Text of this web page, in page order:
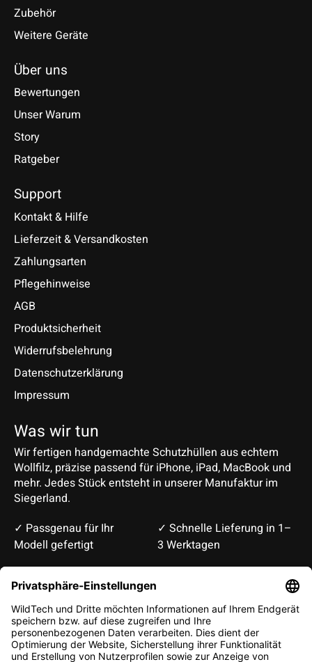
Zubehör
Weitere Geräte
Über uns
Bewertungen
Unser Warum
Story
Ratgeber
Support
Kontakt & Hilfe
Lieferzeit & Versandkosten
Zahlungsarten
Pflegehinweise
AGB
Produktsicherheit
Widerrufsbelehrung
Datenschutzerklärung
Impressum
Was wir tun
Wir fertigen handgemachte Schutzhüllen aus echtem
Wollfilz, präzise passend für iPhone, iPad, MacBook und
mehr. Jedes Stück entsteht in unserer Manufaktur im
Siegerland.
✓ Passgenau für Ihr
Modell gefertigt
✓ Schnelle Lieferung in 1–
3 Werktagen
English
EUR
CHF